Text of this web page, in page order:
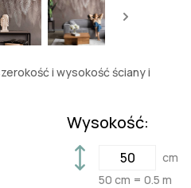
i wysokość ściany i
Wysokość:
cm
50 cm = 0.5 m